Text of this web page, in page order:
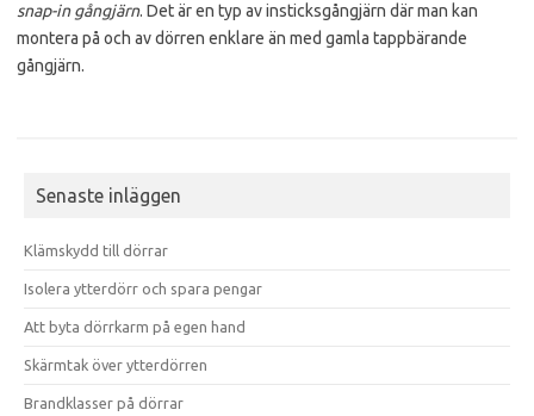
snap-in gångjärn. Det är en typ av insticksgångjärn där man kan
montera på och av dörren enklare än med gamla tappbärande
gångjärn.
Senaste inläggen
Klämskydd till dörrar
Isolera ytterdörr och spara pengar
Att byta dörrkarm på egen hand
Skärmtak över ytterdörren
Brandklasser på dörrar